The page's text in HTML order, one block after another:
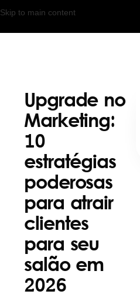
Skip to main content
Upgrade no
Marketing:
10
estratégias
poderosas
para atrair
clientes
para seu
salão em
2026